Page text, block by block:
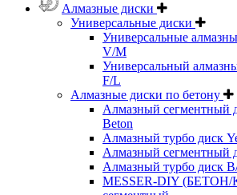
Алмазные диски
Универсальные диски
Универсальные
V/M
Универсальный
F/L
Алмазные диски по бетону
Алмазный сегментный
Beton
Алмазный турбо диск
Алмазный сегментный
Алмазный турбо диск
MESSER-DIY